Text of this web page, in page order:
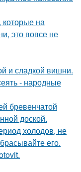
которые на
это вовсе не
и сладкой вишни.
- народные
бревенчатой
доской.
холодов, не
его.